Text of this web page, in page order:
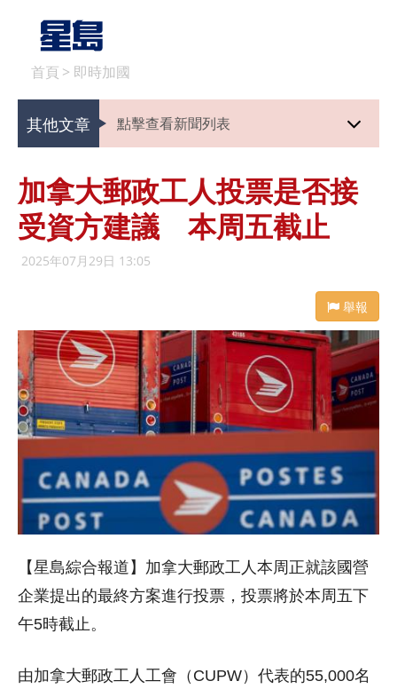
首頁 > 即時加國
其他文章 點擊查看新聞列表
加拿大郵政工人投票是否接
受資方建議 本周五截止
2025年07月29日 13:05
舉報
【星島綜合報道】加拿大郵政工人本周正就該國營
企業提出的最終方案進行投票，投票將於本周五下
午5時截止。
由加拿大郵政工人工會（CUPW）代表的55,000名